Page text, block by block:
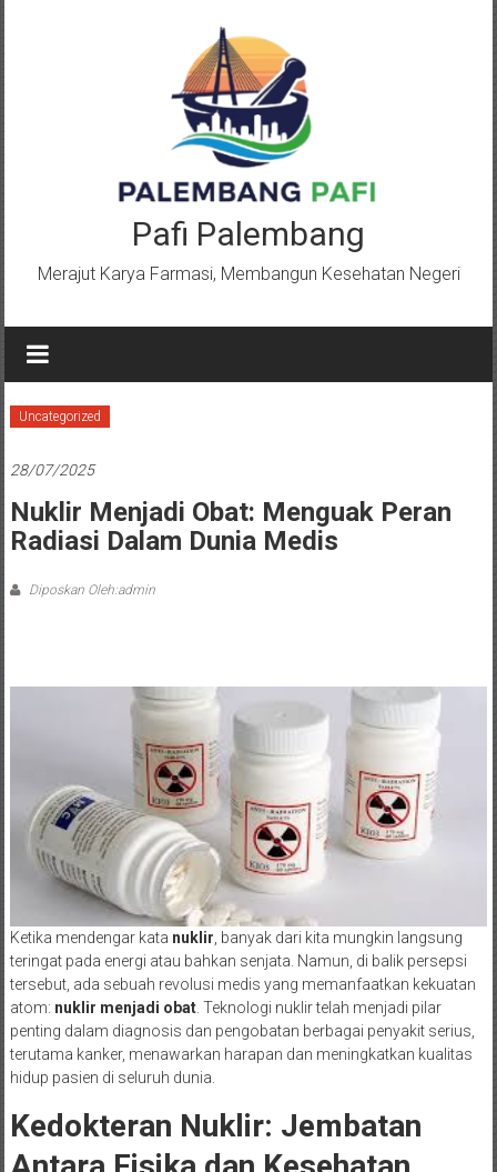
Pafi Palembang
Merajut Karya Farmasi, Membangun Kesehatan Negeri
Uncategorized
28/07/2025
Nuklir Menjadi Obat: Menguak Peran
Radiasi Dalam Dunia Medis
Diposkan Oleh:admin
Ketika mendengar kata nuklir , banyak dari kita mungkin langsung
teringat pada energi atau bahkan senjata. Namun, di balik persepsi
tersebut, ada sebuah revolusi medis yang memanfaatkan kekuatan
atom: nuklir menjadi obat. Teknologi nuklir telah menjadi pilar
penting dalam diagnosis dan pengobatan berbagai penyakit serius,
terutama kanker, menawarkan harapan dan meningkatkan kualitas
hidup pasien di seluruh dunia.
Kedokteran Nuklir: Jembatan